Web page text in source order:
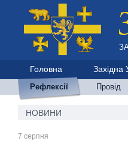
Головна Західна
Рефлексії Провід
НОВИНИ
7 серпня